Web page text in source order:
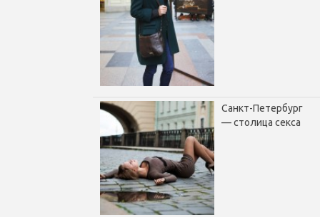
Санкт-Петербург
— столица секса